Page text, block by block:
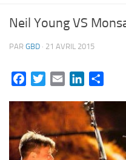
Neil Young VS
PAR GBD · 21 AVRIL 2015
FacebookTwitterEmail LinkedIn